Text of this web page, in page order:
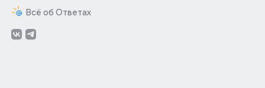
Всё об Ответах